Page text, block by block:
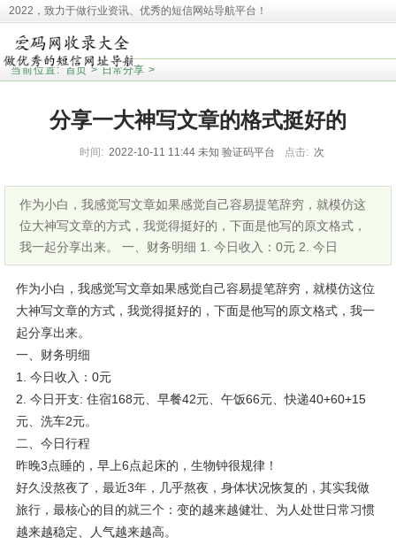
2022，致力于做行业资讯、优秀的短信网站导航平台！
本站收录相关网址皆来源于网络，欢迎广大用户反馈问题网站，本站将第一时间清
理！并且提醒大家！
当前位置:
首页 > 日常分享 >
分享一大神写文章的格式挺好的
时间: 2022-10-11 11:44 未知 验证码平台 点击: 次
作为小白，我感觉写文章如果感觉自己容易提笔辞穷，就模仿这
位大神写文章的方式，我觉得挺好的，下面是他写的原文格式，
我一起分享出来。 一、财务明细 1. 今日收入：0元 2. 今日
作为小白，我感觉写文章如果感觉自己容易提笔辞穷，就模仿这位
大神写文章的方式，我觉得挺好的，下面是他写的原文格式，我一
起分享出来。
一、财务明细
1. 今日收入：0元
2. 今日开支: 住宿168元、早餐42元、午饭66元、快递40+60+15
元、洗车2元。
二、今日行程
昨晚3点睡的，早上6点起床的，生物钟很规律！
好久没熬夜了，最近3年，几乎熬夜，身体状况恢复的，其实我做
旅行，最核心的目的就三个：变的越来越健壮、为人处世日常习惯
越来越稳定、人气越来越高。